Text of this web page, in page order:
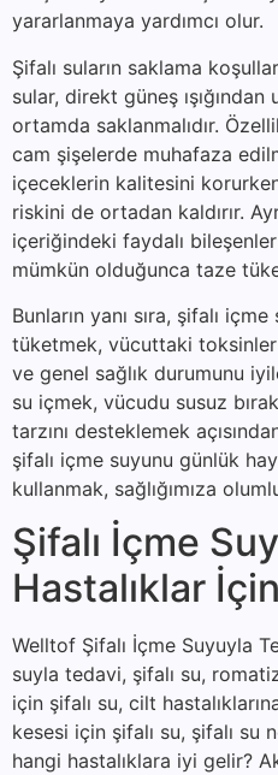
yararlanmaya yardımcı olur.
Şifalı suların saklama
sular, direkt güneş
ortamda saklanmalıdır.
cam şişelerde muhafaza
içeceklerin kalitesini
riskini de ortadan kaldırır.
içeriğindeki faydalı
mümkün olduğunca taze
Bunların yanı sıra, şifalı
tüketmek, vücuttaki
ve genel sağlık durumunu
su içmek, vücudu susuz
tarzını desteklemek
şifalı içme suyunu günlük
kullanmak, sağlığımıza
Şifalı İçme
Hastalıklar
Welltof Şifalı İçme Suyuyla
suyla tedavi, şifalı su,
için şifalı su, cilt
kesesi için şifalı su, şifalı su
hangi hastalıklara iyi gelir?